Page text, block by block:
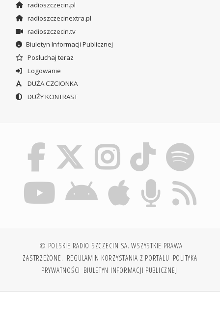
radioszczecin.pl
radioszczecinextra.pl
radioszczecin.tv
Biuletyn Informacji Publicznej
Posłuchaj teraz
Logowanie
DUŻA CZCIONKA
DUŻY KONTRAST
© POLSKIE RADIO SZCZECIN SA. WSZYSTKIE PRAWA
ZASTRZEŻONE. REGULAMIN KORZYSTANIA Z PORTALU POLITYKA
PRYWATNOŚCI BIULETYN INFORMACJI PUBLICZNEJ